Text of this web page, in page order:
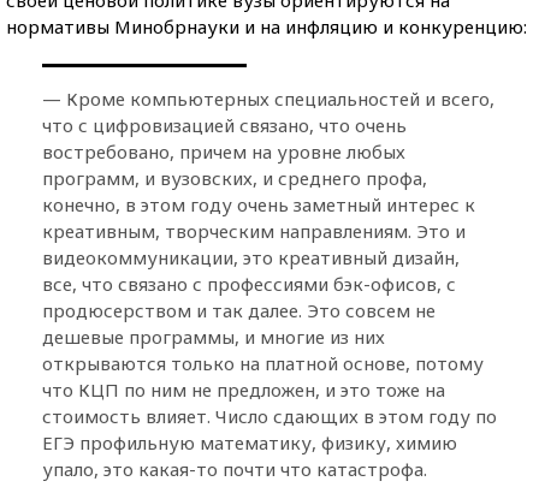
нормативы Минобрнауки и на инфляцию и конкуренцию:
— Кроме компьютерных специальностей и всего,
что с цифровизацией связано, что очень
востребовано, причем на уровне любых
программ, и вузовских, и среднего профа,
конечно, в этом году очень заметный интерес к
креативным, творческим направлениям. Это и
видеокоммуникации, это креативный дизайн,
все, что связано с профессиями бэк-офисов, с
продюсерством и так далее. Это совсем не
дешевые программы, и многие из них
открываются только на платной основе, потому
что КЦП по ним не предложен, и это тоже на
стоимость влияет. Число сдающих в этом году по
ЕГЭ профильную математику, физику, химию
упало, это какая-то почти что катастрофа.